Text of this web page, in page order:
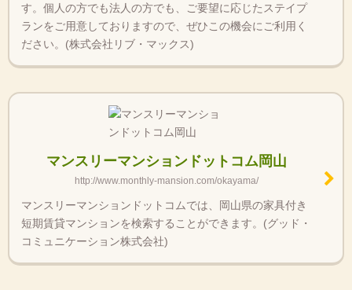
す。個人の方でも法人の方でも、ご要望に応じたステイプ
ランをご用意しておりますので、ぜひこの機会にご利用く
ださい。(株式会社リブ・マックス)
マンスリーマンションドットコム岡山
http://www.monthly-mansion.com/okayama/
マンスリーマンションドットコムでは、岡山県の家具付き
短期賃貸マンションを検索することができます。(グッド・
コミュニケーション株式会社)